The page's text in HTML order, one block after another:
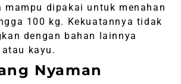
mampu dipakai untuk menahan
100 kg. Kekuatannya tidak
dengan bahan lainnya
kayu.
Nyaman